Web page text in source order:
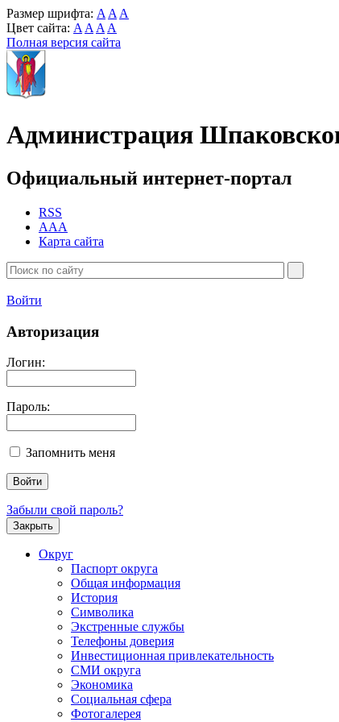
Размер шрифта: A A A
Цвет сайта: A A A A
Полная версия сайта
Администрация
Официальный интернет-портал
RSS
AAA
Карта сайта
Войти
Авторизация
Логин:
Пароль:
Запомнить меня
Забыли свой пароль?
Закрыть
Округ
Паспорт округа
Общая информация
История
Символика
Экстренные службы
Телефоны доверия
Инвестиционная привлекательность
СМИ округа
Экономика
Социальная сфера
Фотогалерея